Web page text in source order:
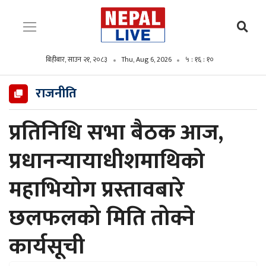
बिहीबार, साउन २१, २०८३ Thu, Aug 6, 2026 ५ : १६ : ११
राजनीति
प्रतिनिधि सभा बैठक आज,
प्रधानन्यायाधीशमाथिको
महाभियोग प्रस्तावबारे
छलफलको मिति तोक्ने
कार्यसूची